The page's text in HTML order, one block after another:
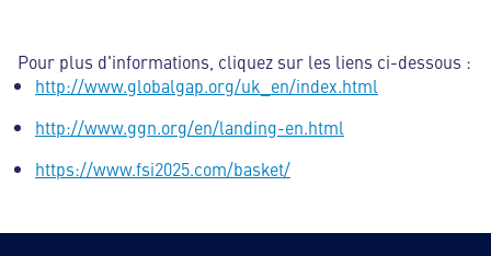
Pour plus d'informations, cliquez sur les liens ci-dessous :
http://www.globalgap.org/uk_en/index.html
http://www.ggn.org/en/landing-en.html
https://www.fsi2025.com/basket/